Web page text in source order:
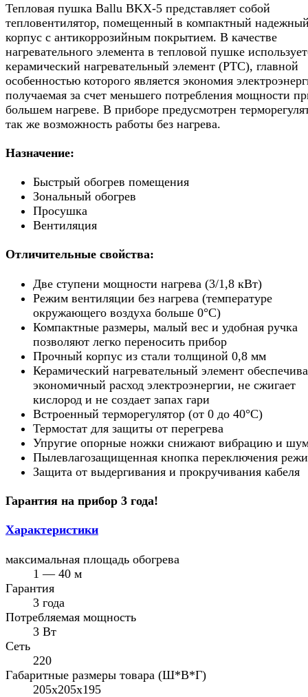
Тепловая пушка Ballu BKX-5 представляет собой
тепловентилятор, помещенный в компактный
корпус с антикоррозийным покрытием. В качестве
нагревательного элемента в тепловой пушке
керамический нагревательный элемент (PTC), главной
особенностью которого является экономия
получаемая за счет меньшего потребления мощности
большем нагреве. В приборе предусмотрен
так же возможность работы без нагрева.
Назначение:
Быстрый обогрев помещения
Зональный обогрев
Просушка
Вентиляция
Отличительные свойства:
Две ступени мощности нагрева (3/1,8 кВт)
Режим вентиляции без нагрева (температуре
окружающего воздуха больше 0°C)
Компактные размеры, малый вес и удобная ручка
позволяют легко переносить прибор
Прочный корпус из стали толщиной 0,8 мм
Керамический нагревательный элемент
экономичный расход электроэнергии, не сжигает
кислород и не создает запах гари
Встроенный терморегулятор (от 0 до 40°C)
Термостат для защиты от перегрева
Упругие опорные ножки снижают вибрацию и
Пылевлагозащищенная кнопка переключения
Защита от выдергивания и прокручивания кабеля
Гарантия на прибор 3 года!
Характеристики
максимальная площадь обогрева
1 — 40 м
Гарантия
3 года
Потребляемая мощность
3 Вт
Сеть
220
Габаритные размеры товара (Ш*В*Г)
205x205x195